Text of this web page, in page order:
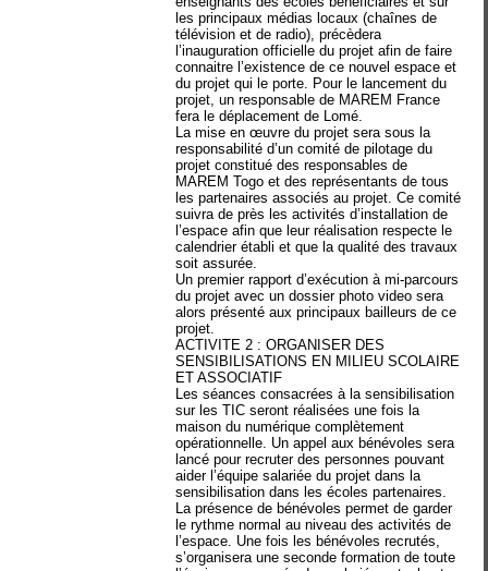
les principaux médias locaux (chaînes de
télévision et de radio), précèdera
l’inauguration officielle du projet afin de faire
connaitre l’existence de ce nouvel espace et
du projet qui le porte. Pour le lancement du
projet, un responsable de MAREM France
fera le déplacement de Lomé.
La mise en œuvre du projet sera sous la
responsabilité d’un comité de pilotage du
projet constitué des responsables de
MAREM Togo et des représentants de tous
les partenaires associés au projet. Ce comité
suivra de près les activités d’installation de
l’espace afin que leur réalisation respecte le
calendrier établi et que la qualité des travaux
soit assurée.
Un premier rapport d’exécution à mi-parcours
du projet avec un dossier photo video sera
alors présenté aux principaux bailleurs de ce
projet.
ACTIVITE 2 : ORGANISER DES
SENSIBILISATIONS EN MILIEU SCOLAIRE
ET ASSOCIATIF
Les séances consacrées à la sensibilisation
sur les TIC seront réalisées une fois la
maison du numérique complètement
opérationnelle. Un appel aux bénévoles sera
lancé pour recruter des personnes pouvant
aider l’équipe salariée du projet dans la
sensibilisation dans les écoles partenaires.
La présence de bénévoles permet de garder
le rythme normal au niveau des activités de
l’espace. Une fois les bénévoles recrutés,
s’organisera une seconde formation de toute